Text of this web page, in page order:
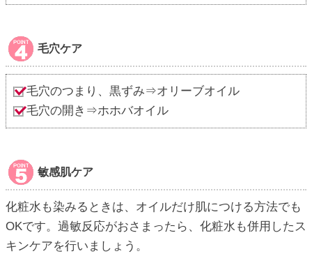
毛穴ケア
毛穴のつまり、黒ずみ⇒オリーブオイル
毛穴の開き⇒ホホバオイル
敏感肌ケア
化粧水も染みるときは、オイルだけ肌につける方法でも
OKです。過敏反応がおさまったら、化粧水も併用したス
キンケアを行いましょう。